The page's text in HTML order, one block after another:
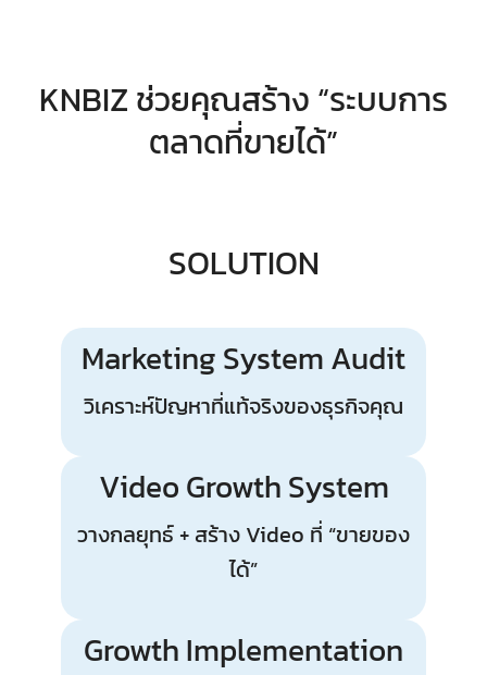
KNBIZ ช่วยคุณสร้าง “ระบบการ
ตลาดที่ขายได้”
SOLUTION
Marketing System Audit
วิเคราะห์ปัญหาที่แท้จริงของธุรกิจคุณ
Video Growth System
วางกลยุทธ์ + สร้าง Video ที่ “ขายของ
ได้”
Growth Implementation